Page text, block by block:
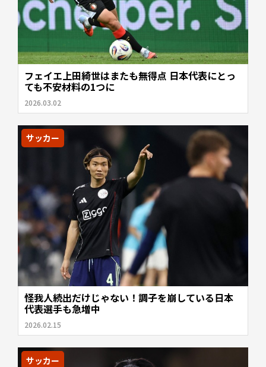
フェイエ上田綺世はまたも無得点 日本代表にとっ
ても不安材料の1つに
2026.03.02
サッカー
怪我人続出だけじゃない！調子を崩している日本
代表選手も急増中
2026.02.15
サッカー